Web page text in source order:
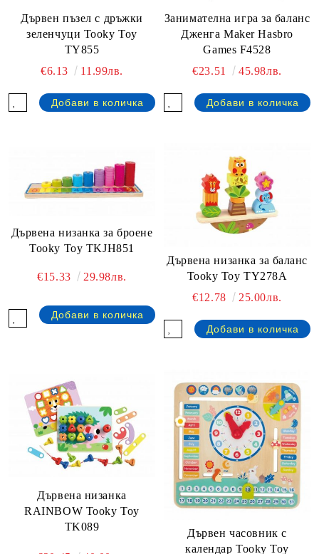
Дървен пъзел с дръжки
зеленчуци Tooky Toy
TY855
€6.13
11.99лв.
Занимателна игра за баланс
Дженга Maker Hasbro
Games F4528
€23.51
45.98лв.
Дървена низанка за броене
Tooky Toy TKJH851
€15.33 29.98лв.
Дървена низанка за баланс
Tooky Toy TY278A
€12.78
25.00лв.
Дървена низанка
RAINBOW Tooky Toy
TK089
Дървен часовник с
календар Tooky Toy